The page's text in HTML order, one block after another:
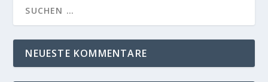
NEUESTE KOMMENTARE